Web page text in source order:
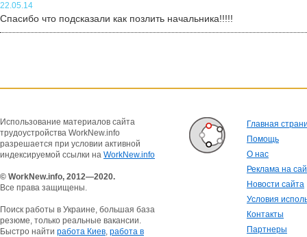
22.05.14
Спасибо что подсказали как позлить начальника!!!!!
Использование материалов сайта
трудоустройства WorkNew.info
разрешается при условии активной
индексируемой ссылки на WorkNew.info
© WorkNew.info, 2012—2020.
Все права защищены.
Поиск работы в Украине, большая база
резюме, только реальные вакансии.
Быстро найти работа Киев, работа в
Главная
Помощь
О нас
Реклама на
Новости сайта
Условия
Контакты
Партнеры